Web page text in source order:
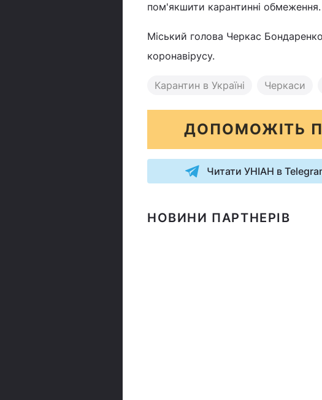
пом'якшити карантинні обмеження.
Міський голова Черкас
коронавірусу.
Карантин в Україні Черкаси
ДОПОМОЖІТЬ
Читати УНІАН в
НОВИНИ ПАРТНЕРІВ